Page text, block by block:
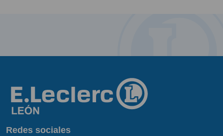
Redes sociales